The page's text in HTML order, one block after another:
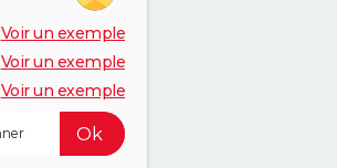
Voir un exemple
Voir un exemple
Voir un exemple